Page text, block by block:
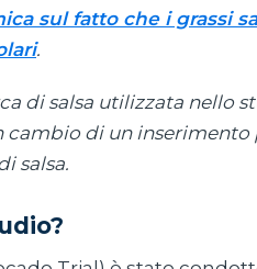
sul fatto che i grassi
.
di salsa utilizzata nello
cambio di un
salsa.